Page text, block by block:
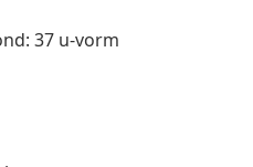
37 u-vorm